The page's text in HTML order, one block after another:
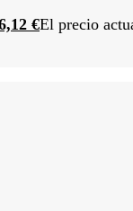
€El precio